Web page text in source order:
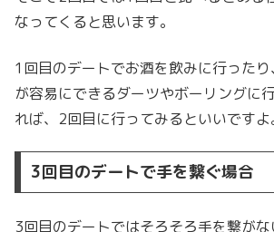
なってくると思います。
1回目のデートでお酒を飲みに行った
が容易にできるダーツやボーリングに
れば、2回目に行ってみるといいですよ
3回目のデートで手を繋ぐ場合
3回目のデートではそろそろ手を繋がな